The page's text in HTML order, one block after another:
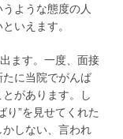
ような態度の人
いえます。
ます。一度、面接
に当院でがんば
があります。し
り”を見せてくれた
しない、言われ